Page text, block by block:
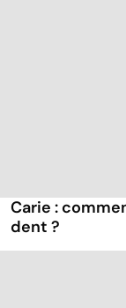
Carie :
dent ?